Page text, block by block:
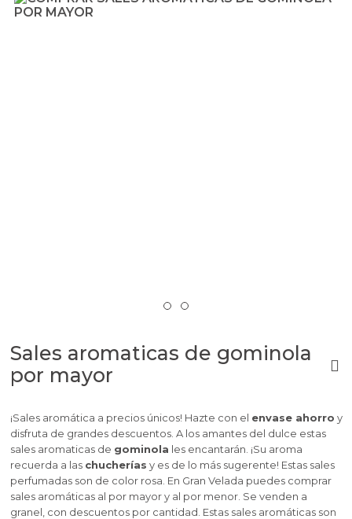
Sales aromaticas de gominola
por mayor
¡Sales aromática a precios únicos! Hazte con el envase ahorro y
disfruta de grandes descuentos. A los amantes del dulce estas
sales aromaticas de gominola les encantarán. ¡Su aroma
recuerda a las chucherías y es de lo más sugerente! Estas sales
perfumadas son de color rosa. En Gran Velada puedes comprar
sales aromáticas al por mayor y al por menor. Se venden a
granel, con descuentos por cantidad. Estas sales aromáticas son